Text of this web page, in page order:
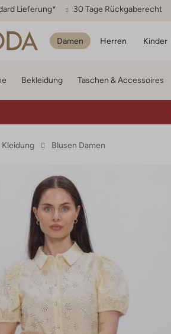
Lieferung* 30 Tage Rückgaberecht
Damen Herren Kinder
Bekleidung Taschen & Accessoires
Kleidung Blusen Damen